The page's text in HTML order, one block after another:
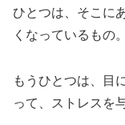
ひとつは、そこに
くなっているもの。
もうひとつは、目
って、ストレスを